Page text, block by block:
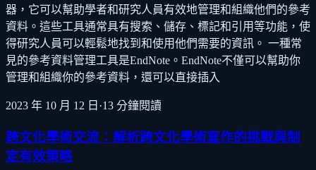
器，它可以幫助學者和研究人員有效地管理和組織他們的參考
資料。這些工具通常具有搜索、儲存、標記和引用等功能，使
得研究人員可以輕鬆地找到和使用他們需要的資訊。 一種常
見的參考資料管理工具是EndNote。EndNote不僅可以幫助你
管理和組織你的參考資料，還可以直接插入
2023 年 10 月 12 日 ·13 分鐘閱讀
跨文化學術交流：解析跨文化學術寫作的挑戰與制
定有效策略